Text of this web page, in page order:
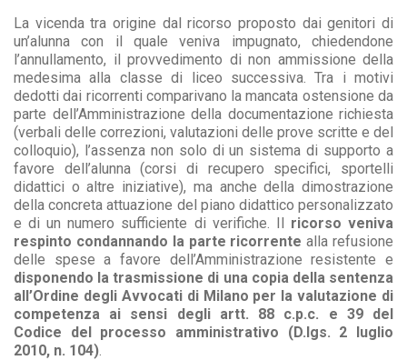
La vicenda tra origine dal ricorso proposto dai genitori di
un’alunna con il quale veniva impugnato, chiedendone
l’annullamento, il provvedimento di non ammissione della
medesima alla classe di liceo successiva. Tra i motivi
dedotti dai ricorrenti comparivano la mancata ostensione da
parte dell’Amministrazione della documentazione richiesta
(verbali delle correzioni, valutazioni delle prove scritte e del
colloquio), l’assenza non solo di un sistema di supporto a
favore dell’alunna (corsi di recupero specifici, sportelli
didattici o altre iniziative), ma anche della dimostrazione
della concreta attuazione del piano didattico personalizzato
e di un numero sufficiente di verifiche. Il ricorso veniva
respinto condannando la parte ricorrente alla refusione
delle spese a favore dell’Amministrazione resistente e
disponendo la trasmissione di una copia della sentenza
all’Ordine degli Avvocati di Milano per la valutazione di
competenza ai sensi degli artt. 88 c.p.c. e 39 del
Codice del processo amministrativo (D.lgs. 2 luglio
2010, n. 104)